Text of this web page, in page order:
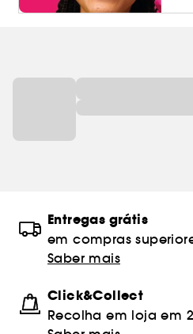
Entregas grátis
em compras
Saber mais
Click&Collect
Recolha em loja em